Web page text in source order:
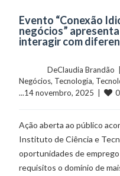
Evento “Conexão
negócios”
interagir com
DeClaudia Brandão
Negócios, Tecnologia,
...14 novembro, 2025  |
0
Ação aberta ao público
Instituto de Ciência e
oportunidades de
requisitos o domínio de